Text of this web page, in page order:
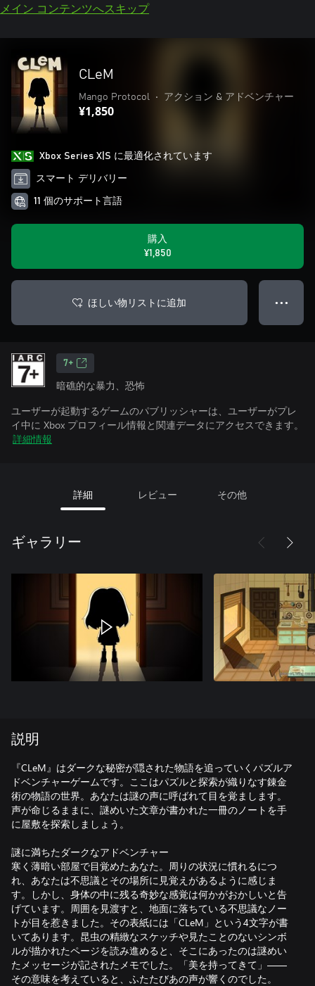
メイン コンテンツへスキップ
CLeM
Mango Protocol • アクション & アドベンチャー
¥1,850
Xbox Series X|S に最適化されています
スマート デリバリー
11 個のサポート言語
購入
¥1,850
ほしい物リストに追加 ● ● ●
7+
暗礁的な暴力、恐怖
ユーザーが起動するゲームのパブリッシャーは、ユーザーがプレ
イ中に Xbox プロフィール情報と関連データにアクセスできます。
詳細情報
詳細 レビュー その他
ギャラリー
説明
『CLeM』はダークな秘密が隠された物語を追っていくパズルア
ドベンチャーゲームです。ここはパズルと探索が織りなす錬金
術の物語の世界。あなたは謎の声に呼ばれて目を覚まします。
声が命じるままに、謎めいた文章が書かれた一冊のノートを手
に屋敷を探索しましょう。
謎に満ちたダークなアドベンチャー
寒く薄暗い部屋で目覚めたあなた。周りの状況に慣れるにつ
れ、あなたは不思議とその場所に見覚えがあるように感じま
す。しかし、身体の中に残る奇妙な感覚は何かがおかしいと告
げています。周囲を見渡すと、地面に落ちている不思議なノー
トが目を惹きました。その表紙には「CLeM」という4文字が書
いてあります。昆虫の精緻なスケッチや見たことのないシンボ
ルが描かれたページを読み進めると、そこにあったのは謎めい
たメッセージが記されたメモでした。「美を持ってきて」——
その意味を考えていると、ふたたびあの声が響くのでした。